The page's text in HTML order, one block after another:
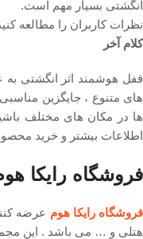
انگشتی بسیار مهم است.
نظرات کاربران را مطالعه
کلام آخر
قفل هوشمند اثر انگشتی به
‌های متنوع ، جایگزین
‌ها در مکان ‌های مختلف
اطلاعات بیشتر و خرید
فروشگاه رایکا
فروشگاه رایکا هوم عرضه
هتلی و … می باشد . این